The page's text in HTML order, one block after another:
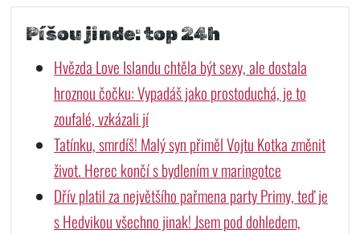
Píšou jinde: top 24h
Hvězda Love Islandu chtěla být sexy, ale dostala
hroznou čočku: Vypadáš jako prostoduchá, je to
zoufalé, vzkázali jí
Tatínku, smrdíš! Malý syn přiměl Vojtu Kotka změnit
život. Herec končí s bydlením v maringotce
Dřív platil za největšího pařmena party Primy, teď je
s Hedvikou všechno jinak! Jsem pod dohledem,